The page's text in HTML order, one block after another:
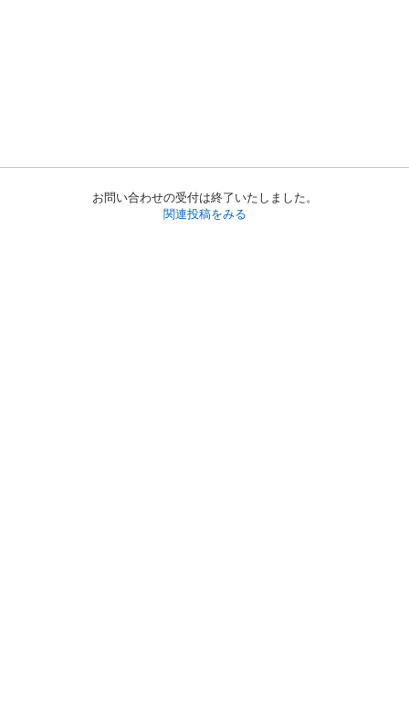
お問い合わせの受付は終了いたしました。
関連投稿をみる